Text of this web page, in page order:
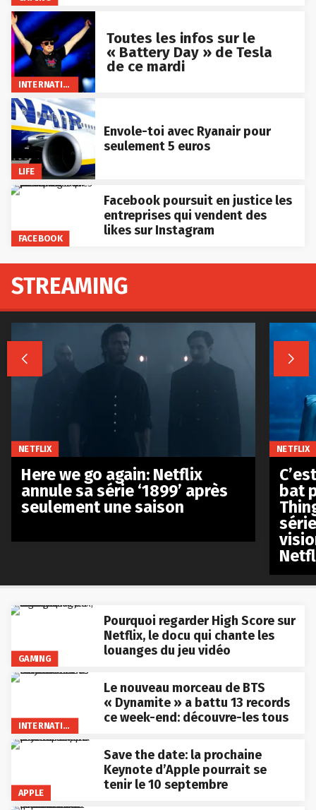
INTERNATIONAL
Toutes les infos sur le
« Battery Day » de Tesla
de ce mardi
LIFE
Envole-toi avec Ryanair pour
seulement 5 euros
FACEBOOK
Facebook poursuit en justice les
entreprises qui vendent des
likes sur Instagram
GAMING
Pourquoi regarder High Score sur
Netflix, le docu qui chante les
louanges du jeu vidéo
INTERNATIONAL
Le nouveau morceau de BTS
« Dynamite » a battu 13 records
ce week-end: découvre-les tous
APPLE
Save the date: la prochaine
Keynote d’Apple pourrait se
tenir le 10 septembre
STREAMING
 
NETFLIX
Here we go again: Netflix
annule sa série ‘1899’ après
seulement une saison
NETFLIX
bat